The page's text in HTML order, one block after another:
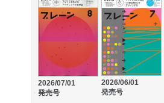
2026/07/01
発売号
2026/06/01
発売号